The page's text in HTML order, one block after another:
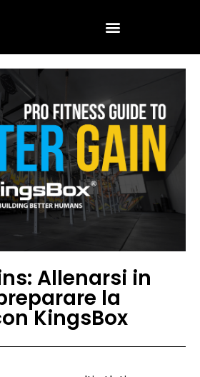
Allenarsi in
la
KingsBox